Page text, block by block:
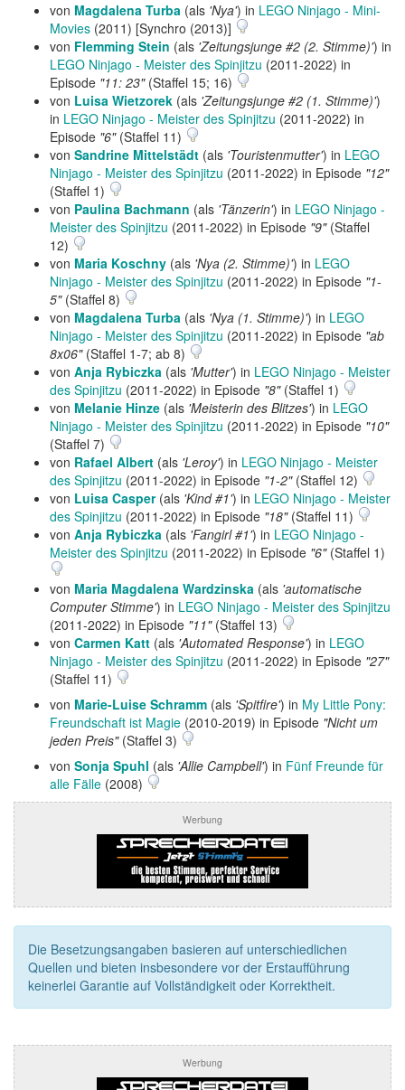
von Magdalena Turba (als 'Nya') in LEGO Ninjago - Mini-
Movies (2011) [Synchro (2013)]
von Flemming Stein (als 'Zeitungsjunge #2 (2. Stimme)') in
LEGO Ninjago - Meister des Spinjitzu (2011-2022) in
Episode "11: 23"(Staffel 15; 16)
von Luisa Wietzorek (als 'Zeitungsjunge #2 (1. Stimme)')
in LEGO Ninjago - Meister des Spinjitzu (2011-2022) in
Episode "6"(Staffel 11)
von Sandrine Mittelstädt (als 'Touristenmutter') in LEGO
Ninjago - Meister des Spinjitzu (2011-2022) in Episode "12"
(Staffel 1)
von Paulina Bachmann (als 'Tänzerin') in LEGO Ninjago -
Meister des Spinjitzu (2011-2022) in Episode "9"(Staffel
12)
von Maria Koschny (als 'Nya (2. Stimme)') in LEGO
Ninjago - Meister des Spinjitzu (2011-2022) in Episode "1-
5"(Staffel 8)
von Magdalena Turba (als 'Nya (1. Stimme)') in LEGO
Ninjago - Meister des Spinjitzu (2011-2022) in Episode "ab
8x06"(Staffel 1-7; ab 8)
von Anja Rybiczka (als 'Mutter') in LEGO Ninjago - Meister
des Spinjitzu (2011-2022) in Episode "8"(Staffel 1)
von Melanie Hinze (als 'Meisterin des Blitzes') in LEGO
Ninjago - Meister des Spinjitzu (2011-2022) in Episode "10"
(Staffel 7)
von Rafael Albert (als 'Leroy') in LEGO Ninjago - Meister
des Spinjitzu (2011-2022) in Episode "1-2"(Staffel 12)
von Luisa Casper(als 'Kind #1') in LEGO Ninjago - Meister
des Spinjitzu (2011-2022) in Episode "18"(Staffel 11)
von Anja Rybiczka (als 'Fangirl #1') in LEGO Ninjago -
Meister des Spinjitzu (2011-2022) in Episode "6"(Staffel 1)
von Maria Magdalena Wardzinska (als 'automatische
Computer Stimme') in LEGO Ninjago - Meister des Spinjitzu
(2011-2022) in Episode "11"(Staffel 13)
von Carmen Katt (als 'Automated Response') in LEGO
Ninjago - Meister des Spinjitzu (2011-2022) in Episode "27"
(Staffel 11)
von Marie-Luise Schramm (als 'Spitfire') in My Little Pony:
Freundschaft ist Magie (2010-2019) in Episode "Nicht um
jeden Preis"(Staffel 3)
von Sonja Spuhl (als 'Allie Campbell') in Fünf Freunde für
alle Fälle (2008)
Werbung
Die Besetzungsangaben basieren auf unterschiedlichen
Quellen und bieten insbesondere vor der Erstaufführung
keinerlei Garantie auf Vollständigkeit oder Korrektheit.
Werbung